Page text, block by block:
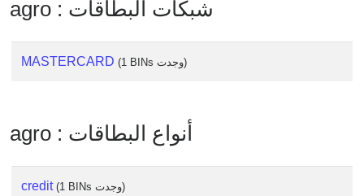
BIN
Credit
Card
What
is
My
agro : شبكات البطاقات
MASTERCARD (1 BINs وجدت)
agro : أنواع البطاقات
credit (1 BINs وجدت)